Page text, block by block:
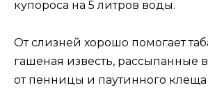
купороса на 5 литров воды.
От слизней хорошо помогает
гашеная известь, рассыпанные
от пенницы и паутинного клеща